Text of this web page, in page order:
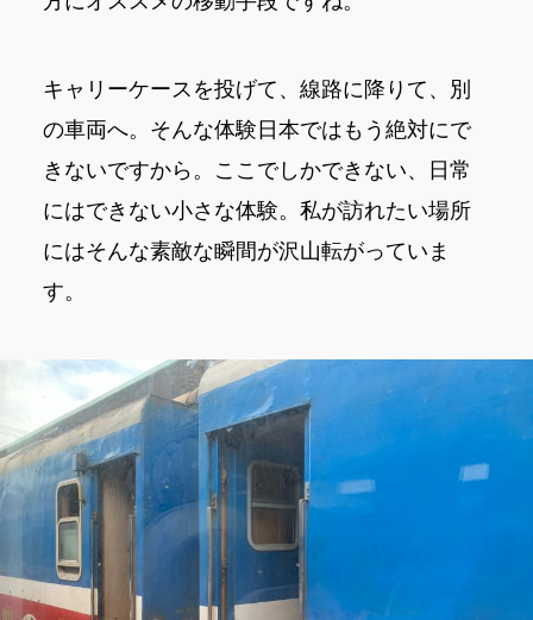
キャリーケースを投げて、線路に降りて、別
の車両へ。そんな体験日本ではもう絶対にで
きないですから。ここでしかできない、日常
にはできない小さな体験。私が訪れたい場所
にはそんな素敵な瞬間が沢山転がっていま
す。